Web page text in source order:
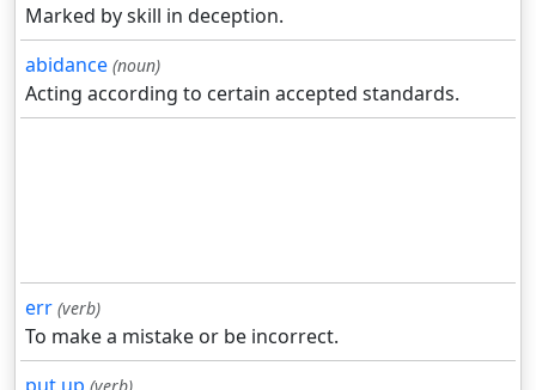
Marked by skill in deception.
abidance (noun)
Acting according to certain accepted standards.
err (verb)
To make a mistake or be incorrect.